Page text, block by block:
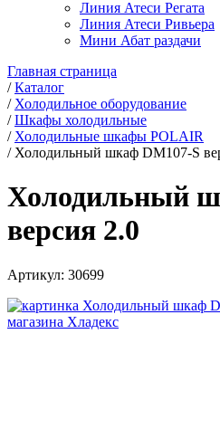
Линия Атеси Регата
Линия Атеси Ривьера
Мини Абат раздачи
Главная страница
/Каталог
/ Холодильное оборудование
/Шкафы холодильные
/ Холодильные шкафы POLAIR
/ Холодильный шкаф DM107-S
Холодильный
версия 2.0
Артикул: 30699